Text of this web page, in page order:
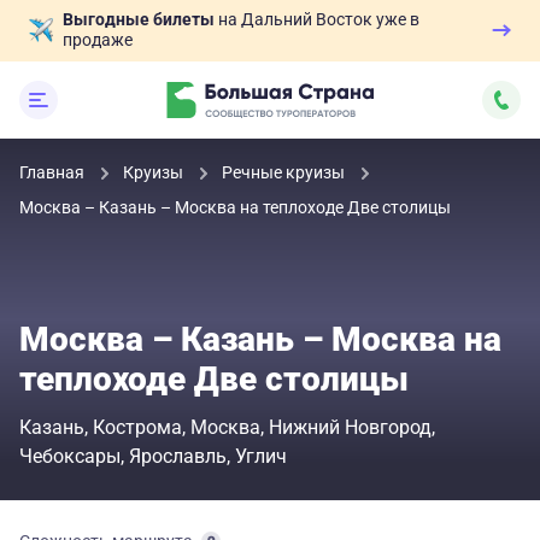
Выгодные билеты на Дальний Восток уже в
продаже
Главная Круизы
Речные круизы
Москва – Казань – Москва на теплоходе Две столицы
Москва – Казань – Москва на
теплоходе Две столицы
Казань Кострома Москва Нижний Новгород
Чебоксары Ярославль Углич